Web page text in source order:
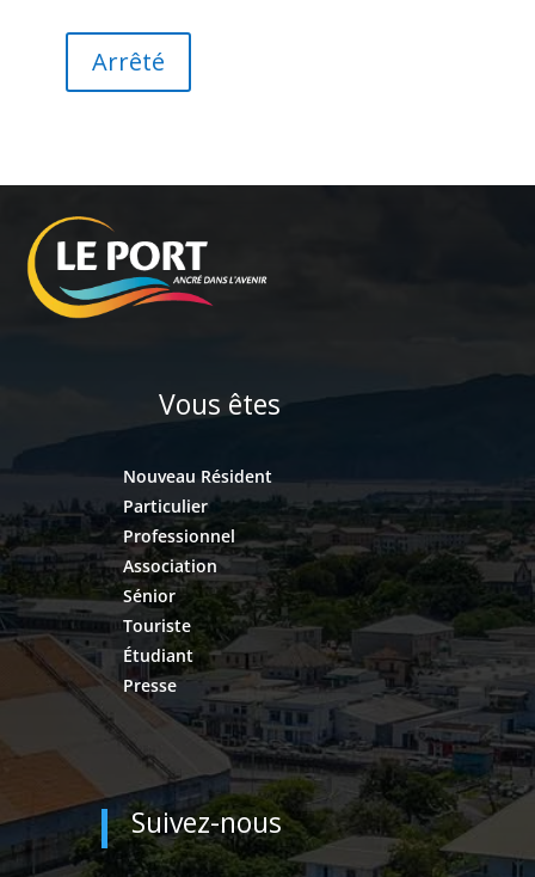
Arrêté
Vous êtes
Nouveau Résident
Particulier
Professionnel
Association
Sénior
Touriste
Étudiant
Presse
Suivez-nous